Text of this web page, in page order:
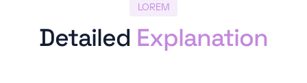
LOREM
Detailed Explanation